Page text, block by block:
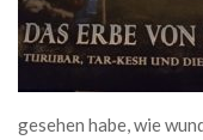
gesehen habe, wie